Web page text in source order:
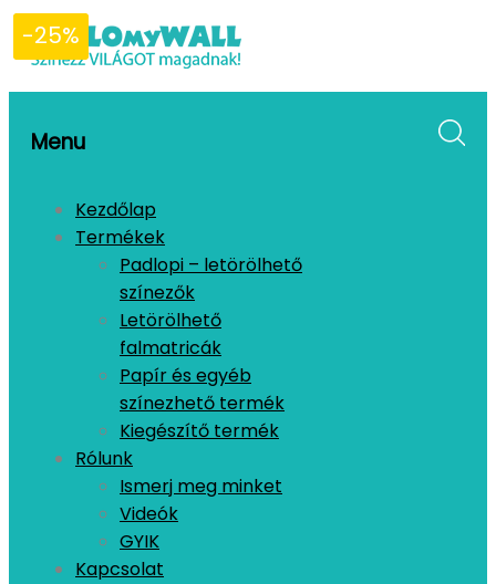
Menu
Kezdőlap
Termékek
Padlopi – letörölhető
színezők
Letörölhető
falmatricák
Papír és egyéb
színezhető termék
Kiegészítő termék
Rólunk
Ismerj meg minket
Videók
GYIK
Kapcsolat
-25%
-25%
-25%